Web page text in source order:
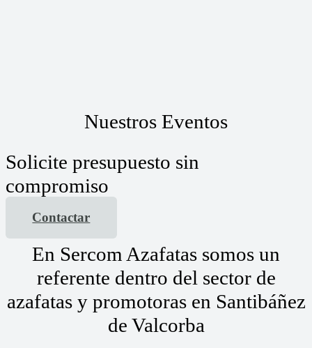
Nuestros Eventos
Solicite presupuesto sin
compromiso
Contactar
En Sercom Azafatas somos un
referente dentro del sector de
azafatas y promotoras en Santibáñez
de Valcorba